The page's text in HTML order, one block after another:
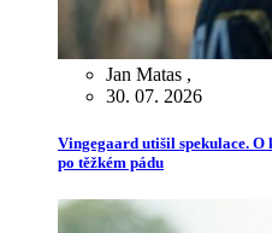
Jan Matas ,
30. 07. 2026
Vingegaard utišil spekulace.
po těžkém pádu